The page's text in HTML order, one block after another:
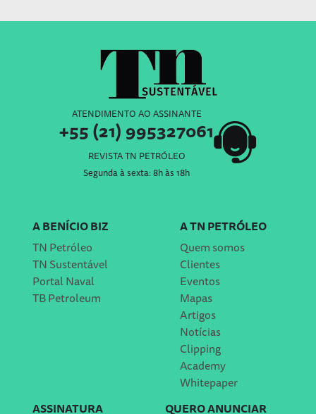
ATENDIMENTO AO ASSINANTE
+55 (21) 995327061
REVISTA TN PETRÓLEO
Segunda à sexta: 8h às 18h
A BENÍCIO BIZ
TN Petróleo
TN Sustentável
Portal Naval
TB Petroleum
A TN PETRÓLEO
Quem somos
Clientes
Eventos
Mapas
Artigos
Notícias
Clipping
Academy
Whitepaper
ASSINATURA
QUERO ANUNCIAR